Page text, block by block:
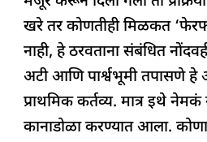
खरे तर कोणतीही मिळकत
नाही, हे ठरवताना संबंधित
अटी आणि पार्श्वभूमी तपासणे हे
प्राथमिक कर्तव्य. मात्र इथे नेमकं
कानाडोळा करण्यात आला.